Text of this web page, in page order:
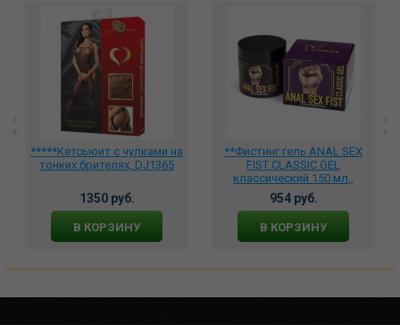
*****Кетсьюит c чулками на
тонких брителях, DJ1365
1350 руб.
В КОРЗИНУ
**Фистинг гель ANAL SEX
FIST CLASSIC GEL
классический 150 мл.,
MGB034
954 руб.
В КОРЗИНУ